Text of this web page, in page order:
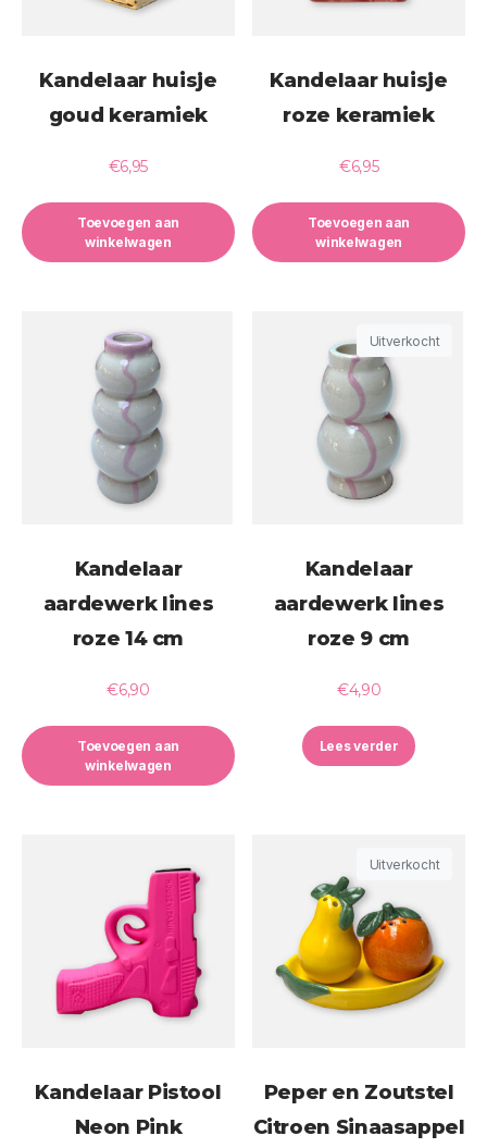
Kandelaar huisje
goud keramiek
€6,95
Toevoegen aan
winkelwagen
Kandelaar huisje
roze keramiek
€6,95
Toevoegen aan
winkelwagen
Kandelaar
aardewerk lines
roze 14 cm
€6,90
Toevoegen aan
winkelwagen
Uitverkocht
Kandelaar
aardewerk lines
roze 9 cm
€4,90
Lees verder
Kandelaar Pistool
Neon Pink
Uitverkocht
Peper en Zoutstel
Citroen Sinaasappel